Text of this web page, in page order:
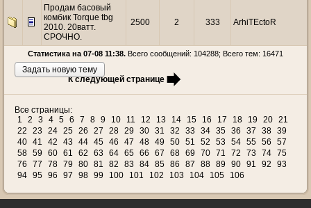
Продам басовый
комбик Torque tbg
2010. 20ватт.
СРОЧHО.
2500 2 333 ArhiTEctoR
Статистика на 07-08 11:38. Всего сообщений: 104288; Всего тем: 16471
Задать новую тему
К следующей странице
Все страницы:
1
2 3 4 5 6 7 8 9 10 11 12 13 14 15 16 17 18 19 20 21
22
23 24 25 26 27 28 29 30 31 32 33 34 35 36 37 38 39
40 41 42 43 44 45 46 47 48 49 50 51 52 53 54 55 56
57
58 59 60 61 62 63 64 65 66 67 68 69 70 71 72 73 74 75
76
77 78 79 80 81 82 83 84 85 86 87 88 89 90 91 92
93
94 95 96 97 98 99 100 101 102 103 104 105 106